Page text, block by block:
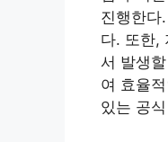
진행한다
다. 또한,
서 발생
여 효율
있는 공